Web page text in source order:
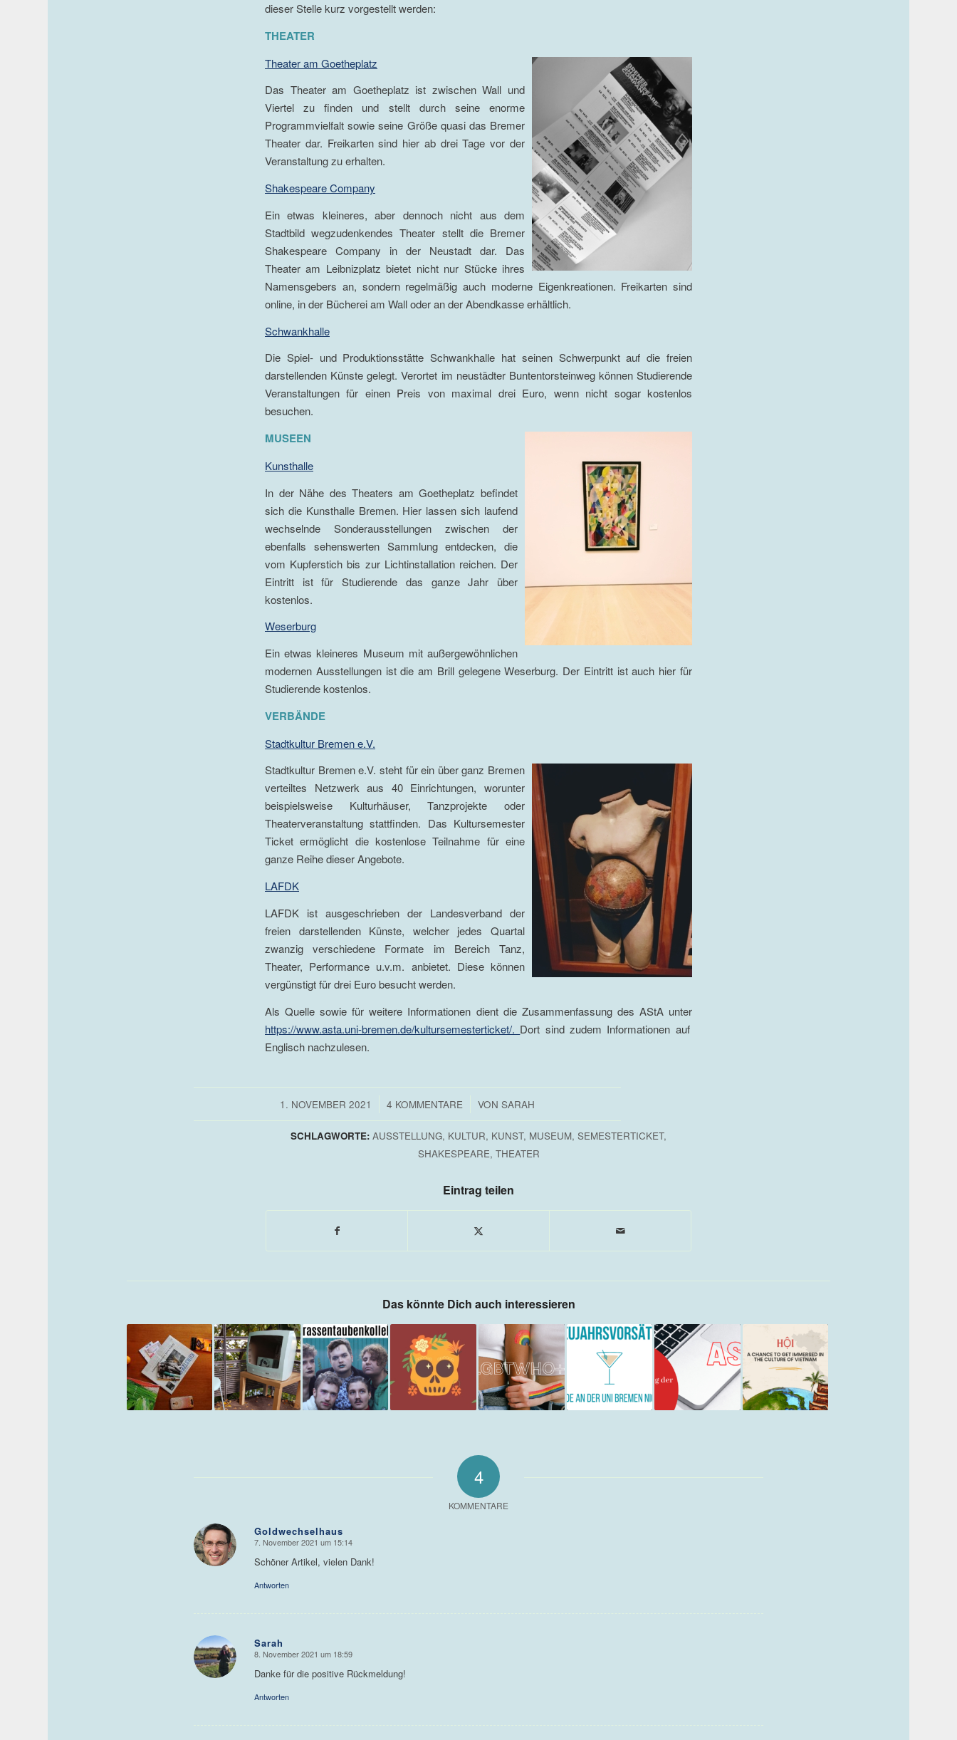
dieser Stelle kurz vorgestellt werden:
THEATER
Theater am Goetheplatz
Das Theater am Goetheplatz ist zwischen Wall und
Viertel zu finden und stellt durch seine enorme
Programmvielfalt sowie seine Größe quasi das Bremer
Theater dar. Freikarten sind hier ab drei Tage vor der
Veranstaltung zu erhalten.
Shakespeare Company
Ein etwas kleineres, aber dennoch nicht aus dem
Stadtbild wegzudenkendes Theater stellt die Bremer
Shakespeare Company in der Neustadt dar. Das
Theater am Leibnizplatz bietet nicht nur Stücke ihres
Namensgebers an, sondern regelmäßig auch moderne Eigenkreationen. Freikarten sind
online, in der Bücherei am Wall oder an der Abendkasse erhältlich.
Schwankhalle
Die Spiel- und Produktionsstätte Schwankhalle hat seinen Schwerpunkt auf die freien
darstellenden Künste gelegt. Verortet im neustädter Buntentorsteinweg können Studierende
Veranstaltungen für einen Preis von maximal drei Euro, wenn nicht sogar kostenlos
besuchen.
MUSEEN
Kunsthalle
In der Nähe des Theaters am Goetheplatz befindet
sich die Kunsthalle Bremen. Hier lassen sich laufend
wechselnde Sonderausstellungen zwischen der
ebenfalls sehenswerten Sammlung entdecken, die
vom Kupferstich bis zur Lichtinstallation reichen. Der
Eintritt ist für Studierende das ganze Jahr über
kostenlos.
Weserburg
Ein etwas kleineres Museum mit außergewöhnlichen
modernen Ausstellungen ist die am Brill gelegene Weserburg. Der Eintritt ist auch hier für
Studierende kostenlos.
VERBÄNDE
Stadtkultur Bremen e.V.
Stadtkultur Bremen e.V. steht für ein über ganz Bremen
verteiltes Netzwerk aus 40 Einrichtungen, worunter
beispielsweise Kulturhäuser, Tanzprojekte oder
Theaterveranstaltung stattfinden. Das Kultursemester
Ticket ermöglicht die kostenlose Teilnahme für eine
ganze Reihe dieser Angebote.
LAFDK
LAFDK ist ausgeschrieben der Landesverband der
freien darstellenden Künste, welcher jedes Quartal
zwanzig verschiedene Formate im Bereich Tanz,
Theater, Performance u.v.m. anbietet. Diese können
vergünstigt für drei Euro besucht werden.
Als Quelle sowie für weitere Informationen dient die Zusammenfassung des AStA unter
https://www.asta.uni-bremen.de/kultursemesterticket/. Dort sind zudem Informationen auf
Englisch nachzulesen.
1. NOVEMBER 2021
/ 4 KOMMENTARE
/ VON SARAH
SCHLAGWORTE: AUSSTELLUNG, KULTUR, KUNST, MUSEUM, SEMESTERTICKET,
SHAKESPEARE, THEATER
Eintrag teilen
Das könnte Dich auch interessieren
4
KOMMENTARE
Goldwechselhaus
sagte:
7. November 2021 um 15:14
Schöner Artikel, vielen Dank!
Antworten
Sarah
sagte:
8. November 2021 um 18:59
Danke für die positive Rückmeldung!
Antworten